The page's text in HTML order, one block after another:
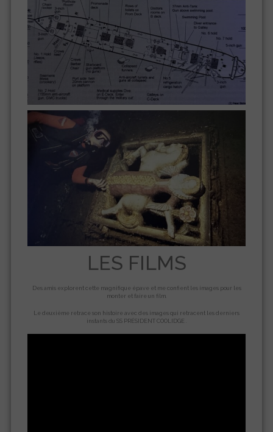
LES FILMS
Des amis explorent cette magnifique épave et me confient les images pour les
monter et faire un film.
Le deuxième retrace son histoire avec des images qui retracent les derniers
instants du SS PRÉSIDENT COOLIDGE .